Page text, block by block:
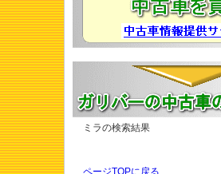
ミラの検索結果
ページTOPに戻る